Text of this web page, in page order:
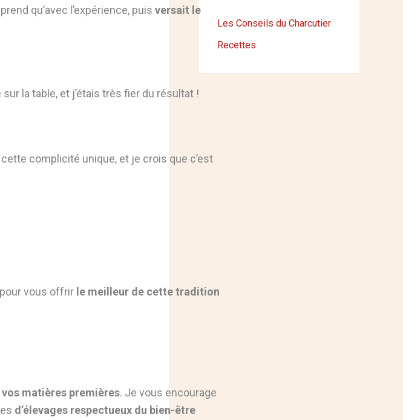
qu’avec l’expérience, puis versait le
la table, et j’étais très fier du résultat !
complicité unique, et je crois que c’est
vous offrir le meilleur de cette tradition
vos matières premières. Je vous encourage
d’élevages respectueux du bien-être
Les Conseils du Charcutier
Recettes